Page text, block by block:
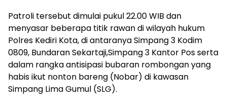
Patroli tersebut dimulai pukul 22.00 WIB dan
menyasar beberapa titik rawan di wilayah hukum
Polres Kediri Kota, di antaranya Simpang 3 Kodim
0809, Bundaran Sekartaji,Simpang 3 Kantor Pos serta
dalam rangka antisipasi bubaran rombongan yang
habis ikut nonton bareng (Nobar) di kawasan
Simpang Lima Gumul (SLG).